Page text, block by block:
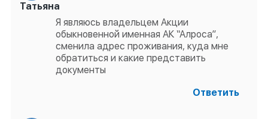
Татьяна
Я являюсь владельцем Акции
обыкновенной именная АК “Алроса”,
сменила адрес проживания, куда мне
обратиться и какие представить
документы
Ответить